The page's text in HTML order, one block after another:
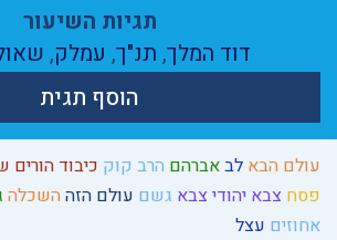
עולם הבא לבאברהם הרב קוק כיבוד הורים
פסח צבא יהודי צבא גשם עולם הזה השכלה
אחוזים עצל
תגיות השיעור
דוד המלך, תנ"ך, עמלק,
הוסף תגית